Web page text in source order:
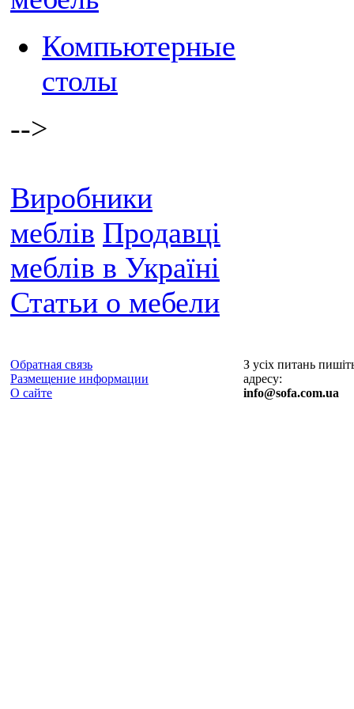
Компьютерные
столы
-->
Виробники
меблів Продавці
меблів в Україні
Статьи о мебели
Обратная связь
Размещение информации
О сайте
З усіх питань
адресу:
info@sofa.com.ua